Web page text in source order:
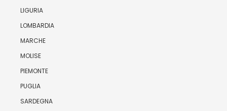
LIGURIA
LOMBARDIA
MARCHE
MOLISE
PIEMONTE
PUGLIA
SARDEGNA